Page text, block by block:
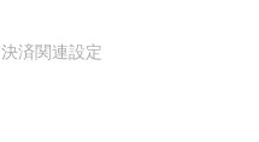
決済関連設定